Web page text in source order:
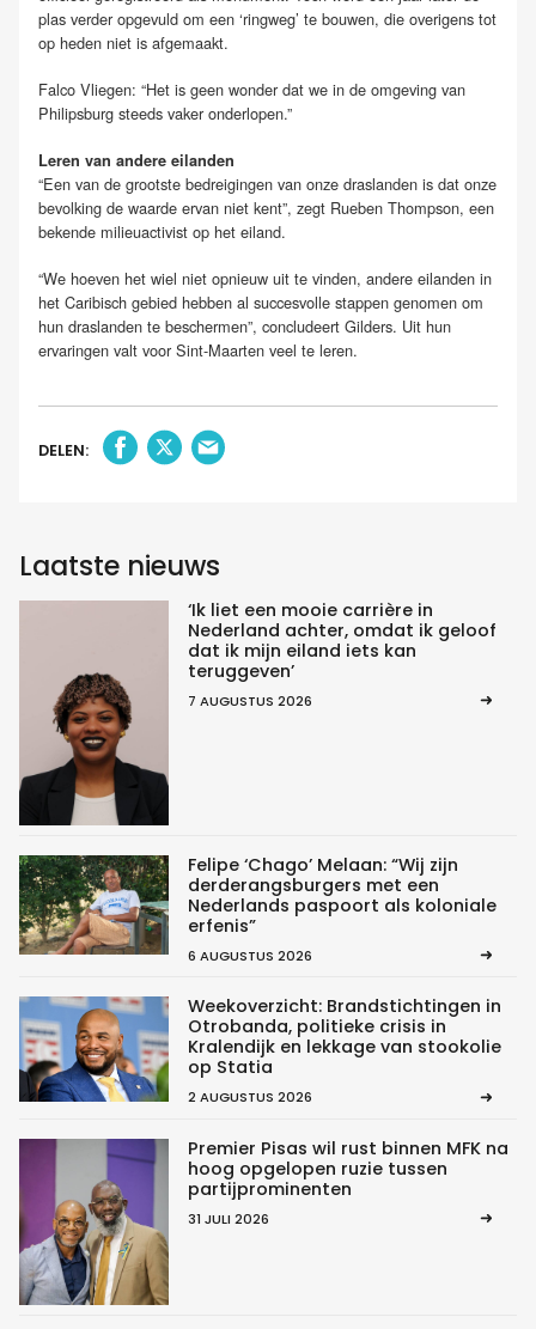
plas verder opgevuld om een ‘ringweg’ te bouwen, die overigens tot
op heden niet is afgemaakt.
Falco Vliegen: “Het is geen wonder dat we in de omgeving van
Philipsburg steeds vaker onderlopen.”
Leren van andere eilanden
“Een van de grootste bedreigingen van onze draslanden is dat onze
bevolking de waarde ervan niet kent”, zegt Rueben Thompson, een
bekende milieuactivist op het eiland.
“We hoeven het wiel niet opnieuw uit te vinden, andere eilanden in
het Caribisch gebied hebben al succesvolle stappen genomen om
hun draslanden te beschermen”, concludeert Gilders. Uit hun
ervaringen valt voor Sint-Maarten veel te leren.
DELEN:
Laatste nieuws
‘Ik liet een mooie carrière in
Nederland achter, omdat ik geloof
dat ik mijn eiland iets kan
teruggeven’
7 AUGUSTUS 2026
Felipe ‘Chago’ Melaan: “Wij zijn
derderangsburgers met een
Nederlands paspoort als koloniale
erfenis”
6 AUGUSTUS 2026
Weekoverzicht: Brandstichtingen in
Otrobanda, politieke crisis in
Kralendijk en lekkage van stookolie
op Statia
2 AUGUSTUS 2026
Premier Pisas wil rust binnen MFK na
hoog opgelopen ruzie tussen
partijprominenten
31 JULI 2026